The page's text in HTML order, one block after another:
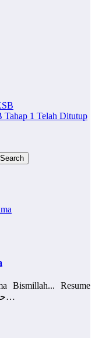
Tahap 1 Telah Ditutup
Bismillah... Resume
kajian Ustadz DR Firanda Andirja حفظه الله…